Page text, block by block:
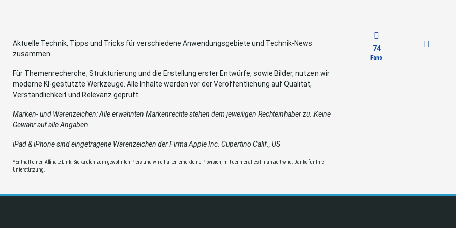
Aktuelle Technik, Tipps und Tricks für verschiedene Anwendungsgebiete und Technik-News
zusammen.
Für Themenrecherche, Strukturierung und die Erstellung erster Entwürfe, sowie Bilder, nutzen wir
moderne KI-gestützte Werkzeuge. Alle Inhalte werden vor der Veröffentlichung auf Qualität,
Verständlichkeit und Relevanz geprüft.
Marken- und Warenzeichen: Alle erwähnten Markenrechte stehen dem jeweiligen Rechteinhaber zu. Keine
Gewähr auf alle Angaben.
iPad & iPhone sind eingetragene Warenzeichen der Firma Apple Inc. Cupertino Calif., US
*Enthält einen Affiliate-Link. Sie kaufen zum gewohnten Preis und wir erhalten eine kleine Provision, mit der hier alles Finanziert wird. Danke für Ihre
Unterstützung.
74
Fans